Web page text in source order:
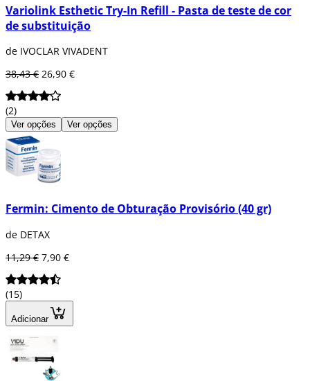
Variolink Esthetic Try-In Refill - Pasta de teste de cor
de substituição
de IVOCLAR VIVADENT
38,43 € 26,90 €
(2)
Ver opções Ver opções
Fermin: Cimento de Obturação Provisório (40 gr)
de DETAX
11,29 € 7,90 €
(15)
Adicionar